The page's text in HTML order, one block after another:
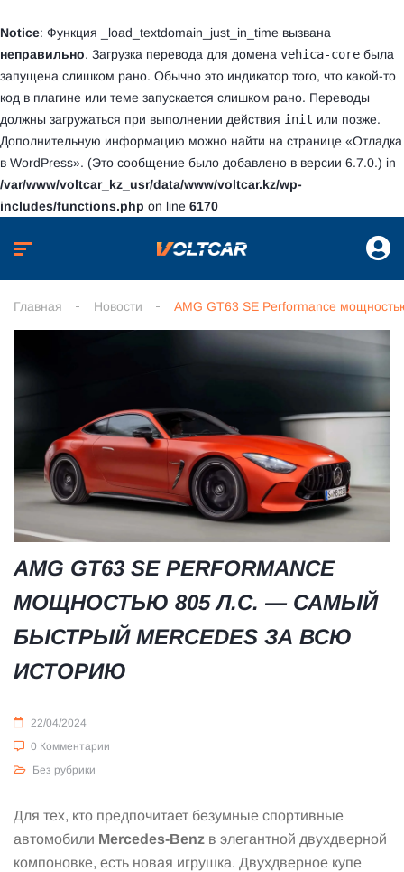
Notice: Функция _load_textdomain_just_in_time вызвана
неправильно. Загрузка перевода для домена vehica-core была
запущена слишком рано. Обычно это индикатор того, что какой-то
код в плагине или теме запускается слишком рано. Переводы
должны загружаться при выполнении действия init или позже.
Дополнительную информацию можно найти на странице «Отладка
в WordPress». (Это сообщение было добавлено в версии 6.7.0.) in
/var/www/voltcar_kz_usr/data/www/voltcar.kz/wp-
includes/functions.php on line 6170
Главная Новости AMG GT63 SE Performance
AMG GT63 SE PERFORMANCE
МОЩНОСТЬЮ 805 Л.С. — САМЫЙ
БЫСТРЫЙ MERCEDES ЗА ВСЮ
ИСТОРИЮ
22/04/2024
0 Комментарии
Без рубрики
Для тех, кто предпочитает безумные спортивные
автомобили Mercedes-Benz в элегантной двухдверной
компоновке, есть новая игрушка. Двухдверное купе